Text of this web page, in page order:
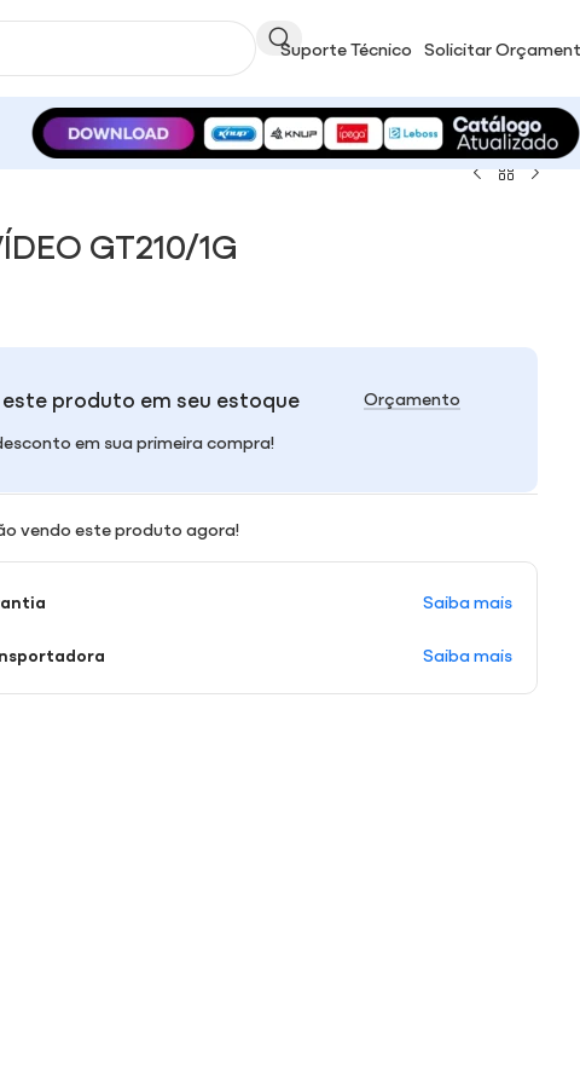
Suporte Técnico Solicitar
GT210/1G
produto em seu estoque
em sua primeira compra!
Orçamento
vendo este produto agora!
Saiba mais
Saiba mais